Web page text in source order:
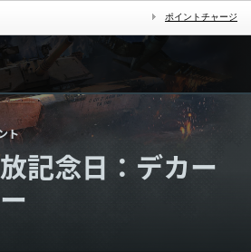
ポイントチャージ
ト
記念日：デカー